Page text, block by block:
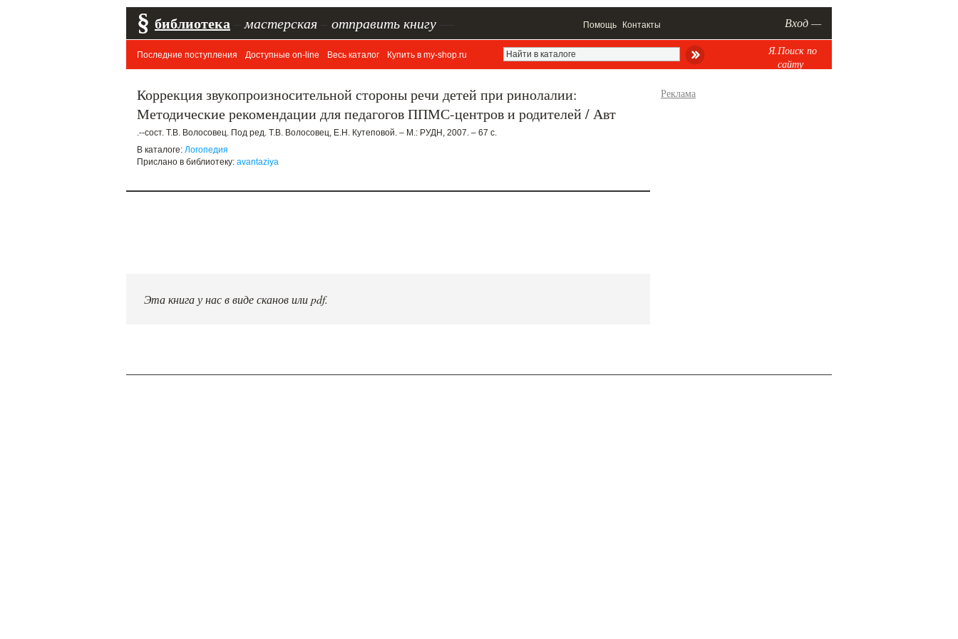
§ библиотека мастерская отправить книгу Помощь Контакты Вход —
Последние поступления Доступные on-line Весь каталог Купить в my-shop.ru
Я.Поиск по
сайту
Коррекция звукопроизносительной стороны речи детей при ринолалии:
Методические рекомендации для педагогов ППМС-центров и родителей / Авт
.--сост. Т.В. Волосовец. Под ред. Т.В. Волосовец, Е.Н. Кутеповой. – М.: РУДН, 2007. – 67 с.
В каталоге: Логопедия
Прислано в библиотеку: avantaziya
Эта книга у нас в виде сканов или pdf.
Реклама